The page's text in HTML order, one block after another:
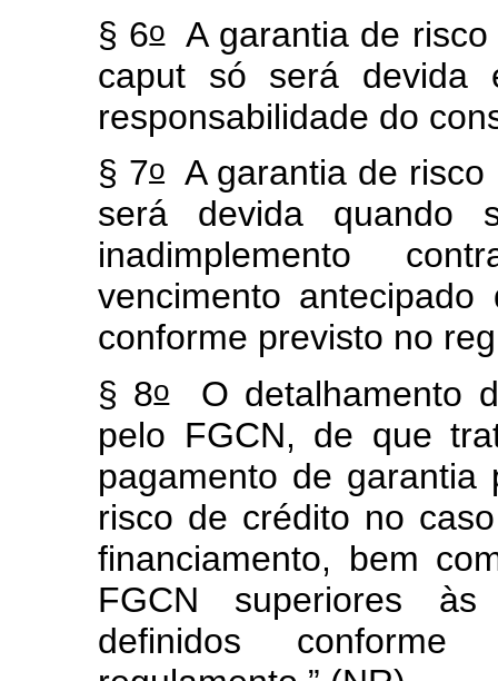
§ 6oA garantia de risco
caput só será devida
responsabilidade do
§ 7o A garantia de
será devida quando
inadimplemento
vencimento
conforme previsto no
§ 8oO detalhamento
pelo FGCN, de que
pagamento de
risco de crédito no
financiamento, bem
FGCN superiores
definidos